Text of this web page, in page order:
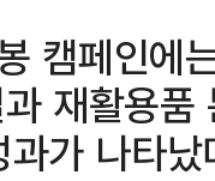
캠페인에
재활용
가 나타